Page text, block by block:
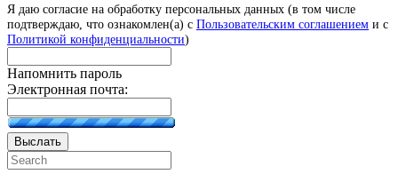
Я даю согласие на обработку персональных данных (в том числе
подтверждаю, что ознакомлен(а) с Пользовательским соглашением и с
Политикой конфиденциальности)
Напомнить пароль
Электронная почта:
Выслать